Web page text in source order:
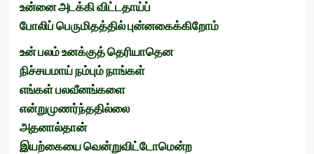
உன்னைஅடக்கிவிட்டதாய்ப்
போலிப்பெருமிதத்தில்புன்னகைக்கிறோம்
உன்பலம்உனக்குத்தெரியாதென
நிச்சயமாய்நம்பும்நாங்கள்
எங்கள்பலவீனங்களை
என்றுமுணர்ந்ததில்லை
அதனால்தான்
இயற்கையைவென்றுவிட்டோமென்ற